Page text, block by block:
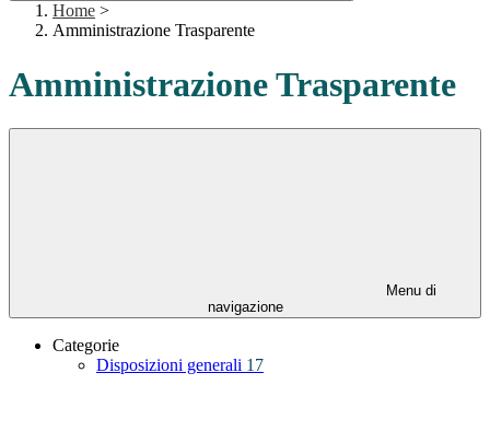
Home >
Amministrazione Trasparente
Amministrazione Trasparente
Menu di
navigazione
Categorie
Disposizioni generali 17